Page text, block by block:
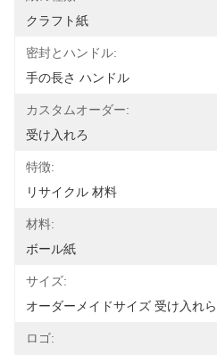
クラフト紙
密封とハンドル:
手の長さ ハンドル
カスタムオーダー:
受け入れろ
特徴:
リサイクル 材料
材料:
ボール紙
サイズ:
オーダーメイドサイズ 受け入れ
ロゴ: